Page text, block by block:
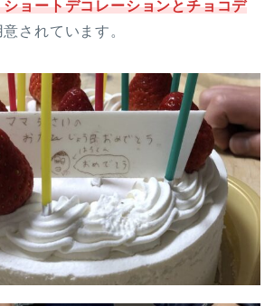
ョートデコレーションとチョコデ
されています。